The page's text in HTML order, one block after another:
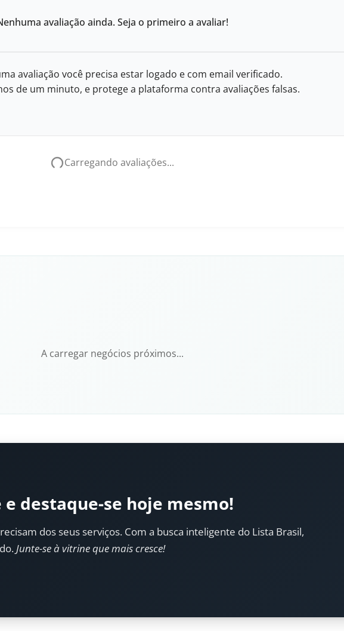
avaliação ainda. Seja o primeiro a avaliar!
avaliação você precisa estar logado e com email verificado.
de um minuto, e protege a plataforma contra avaliações falsas.
Carregando avaliações...
A carregar negócios próximos...
destaque-se hoje mesmo!
dos seus serviços. Com a busca inteligente do Lista Brasil,
Junte-se à vitrine que mais cresce!